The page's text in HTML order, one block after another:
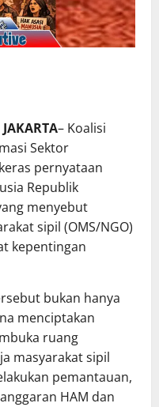
– Koalisi
Sektor
pernyataan
Republik
menyebut
sipil (OMS/NGO)
kepentingan
bukan hanya
menciptakan
ruang
masyarakat sipil
pemantauan,
HAM dan